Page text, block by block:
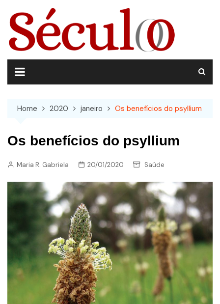
content
Home 2020 janeiro Os benefícios do psyllium
Os benefícios do psyllium
Maria R. Gabriela 20/01/2020 Saúde